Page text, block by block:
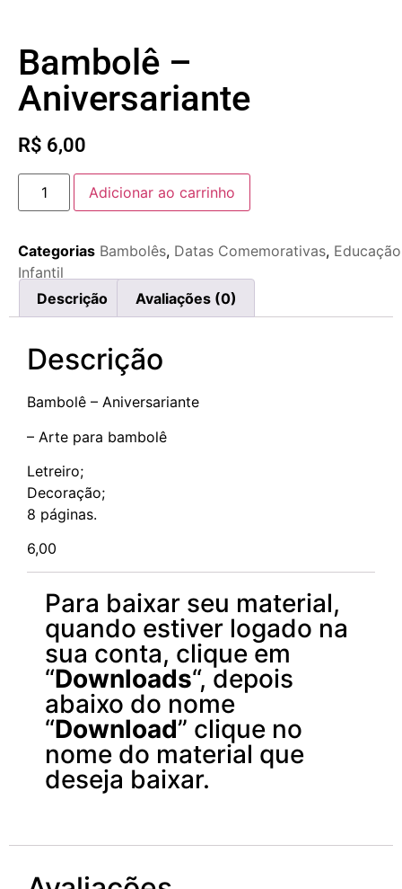
Bambolê –
Aniversariante
R$ 6,00
Adicionar ao carrinho
Categorias Bambolês, Datas Comemorativas, Educação
Infantil
Descrição
Avaliações (0)
Descrição
Bambolê – Aniversariante
– Arte para bambolê
Letreiro;
Decoração;
8 páginas.
6,00
Para baixar seu material,
quando estiver logado na
sua conta, clique em
“Downloads“, depois
abaixo do nome
“Download” clique no
nome do material que
deseja baixar.